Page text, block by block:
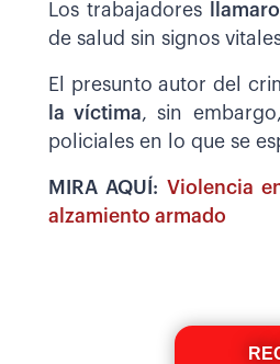
Los trabajadores
de salud sin signos
El presunto autor del
la víctima, sin
policiales en lo que se
MIRA AQUÍ: Violencia
alzamiento armado